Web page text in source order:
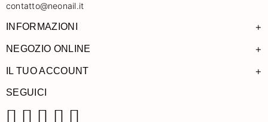
contatto@neonail.it
INFORMAZIONI +
NEGOZIO ONLINE +
IL TUO ACCOUNT +
SEGUICI